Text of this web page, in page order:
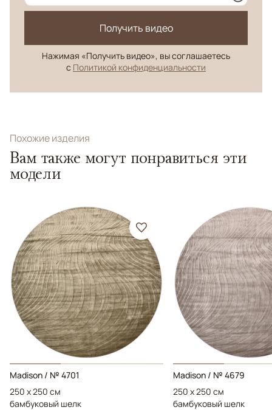
Получить видео
Нажимая «Получить видео», вы соглашаетесь
с Политикой конфиденциальности
Похожие изделия
Вам также могут понравиться эти
модели
Madison / № 4701
250 x 250 см
бамбуковый шелк
Madison / № 4679
250 x 250 см
бамбуковый шелк